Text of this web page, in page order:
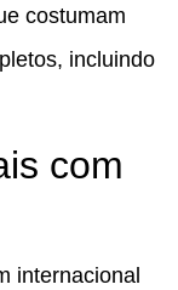
costumam
incluindo
com
internacional